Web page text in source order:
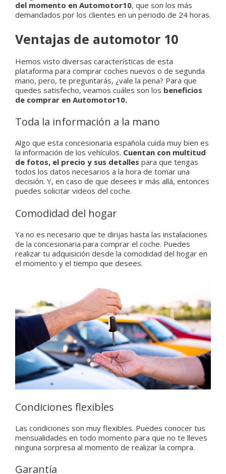
del momento en Automotor10, que son los más
demandados por los clientes en un periodo de 24 horas.
Ventajas de automotor 10
Hemos visto diversas características de esta
plataforma para comprar coches nuevos o de segunda
mano, pero, te preguntarás, ¿vale la pena? Para que
quedes satisfecho, veamos cuáles son los beneficios
de comprar en Automotor10.
Toda la información a la mano
Algo que esta concesionaria española cuida muy bien es
la información de los vehículos. Cuentan con multitud
de fotos, el precio y sus detalles para que tengas
todos los datos necesarios a la hora de tomar una
decisión. Y, en caso de que desees ir más allá, entonces
puedes solicitar videos del coche.
Comodidad del hogar
Ya no es necesario que te dirijas hasta las instalaciones
de la concesionaria para comprar el coche. Puedes
realizar tu adquisición desde la comodidad del hogar en
el momento y el tiempo que desees.
Condiciones flexibles
Las condiciones son muy flexibles. Puedes conocer tus
mensualidades en todo momento para que no te lleves
ninguna sorpresa al momento de realizar la compra.
Garantía